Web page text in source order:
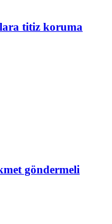
titiz koruma
göndermeli